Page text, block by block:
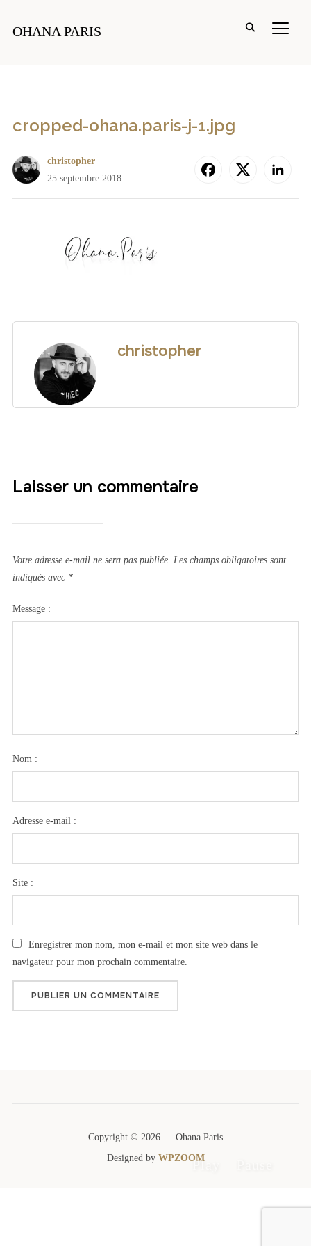
OHANA PARIS
cropped-ohana.paris-j-1.jpg
Play
christopher
25 septembre 2018
christopher
Laisser un commentaire
Votre adresse e-mail ne sera pas publiée. Les champs obligatoires sont
indiqués avec *
Message :
Nom :
Adresse e-mail :
Site :
Enregistrer mon nom, mon e-mail et mon site web dans le
navigateur pour mon prochain commentaire.
Copyright © 2026 — Ohana Paris
Designed by WPZOOM